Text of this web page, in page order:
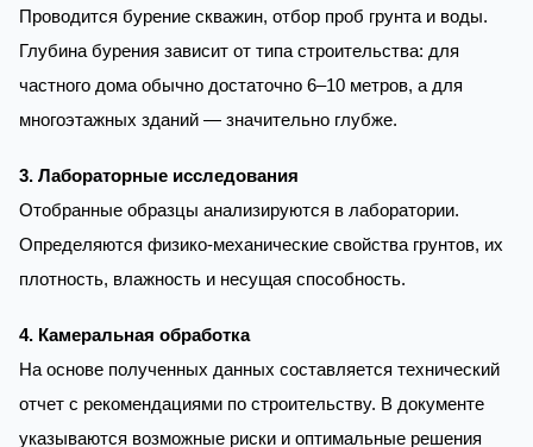
Проводится бурение скважин, отбор проб грунта и воды.
Глубина бурения зависит от типа строительства: для
частного дома обычно достаточно 6–10 метров, а для
многоэтажных зданий — значительно глубже.
3. Лабораторные исследования
Отобранные образцы анализируются в лаборатории.
Определяются физико-механические свойства грунтов, их
плотность, влажность и несущая способность.
4. Камеральная обработка
На основе полученных данных составляется технический
отчет с рекомендациями по строительству. В документе
указываются возможные риски и оптимальные решения